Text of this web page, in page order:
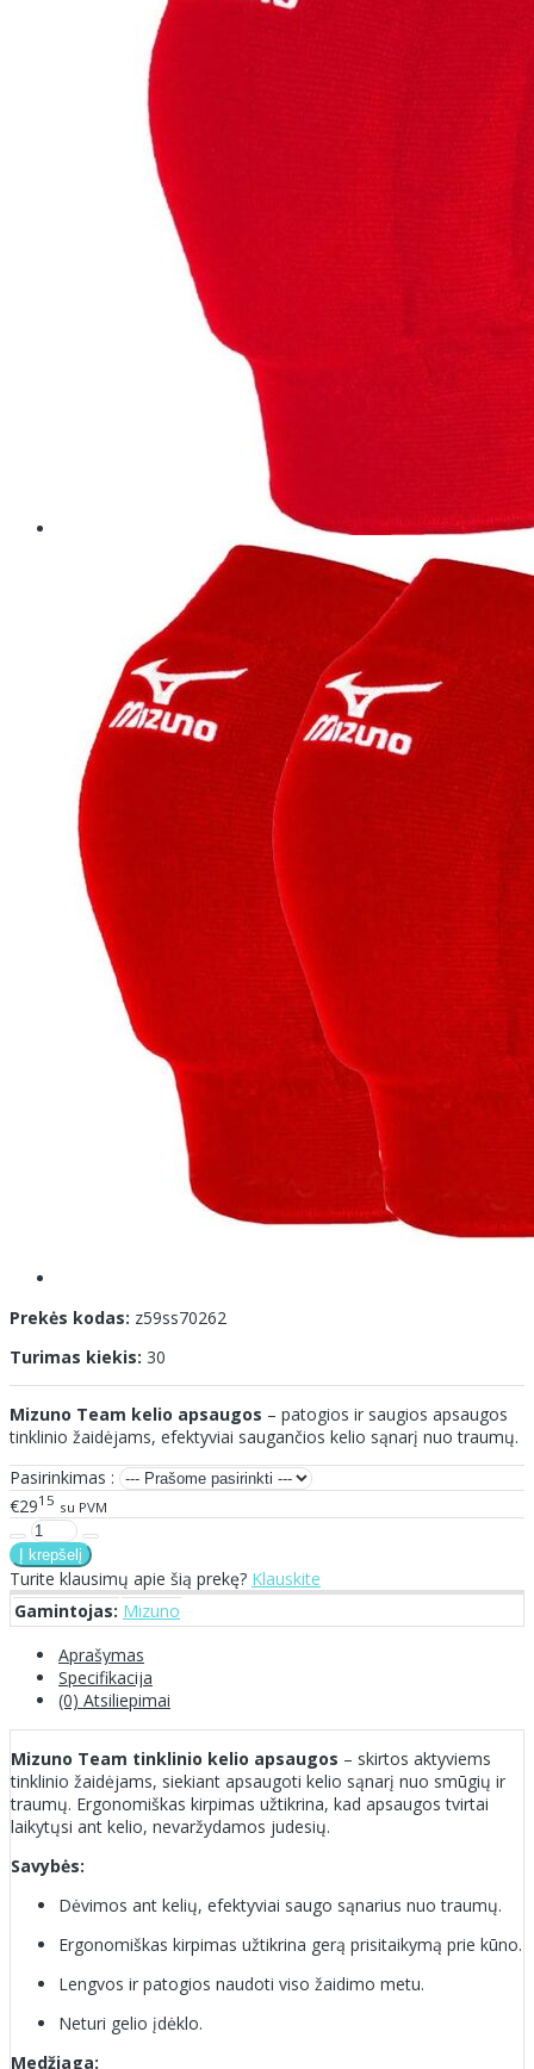
Prekės kodas: z59ss70262
Turimas kiekis: 30
Mizuno Team kelio apsaugos – patogios ir saugios apsaugos
tinklinio žaidėjams, efektyviai saugančios kelio sąnarį nuo traumų.
Pasirinkimas :
€2915 su PVM
Turite klausimų apie šią prekę? Klauskite
Gamintojas: Mizuno
Aprašymas
Specifikacija
(0) Atsiliepimai
Mizuno Team tinklinio kelio apsaugos – skirtos aktyviems
tinklinio žaidėjams, siekiant apsaugoti kelio sąnarį nuo smūgių ir
traumų. Ergonomiškas kirpimas užtikrina, kad apsaugos tvirtai
laikytųsi ant kelio, nevaržydamos judesių.
Savybės:
Dėvimos ant kelių, efektyviai saugo sąnarius nuo traumų.
Ergonomiškas kirpimas užtikrina gerą prisitaikymą prie kūno.
Lengvos ir patogios naudoti viso žaidimo metu.
Neturi gelio įdėklo.
Medžiaga: